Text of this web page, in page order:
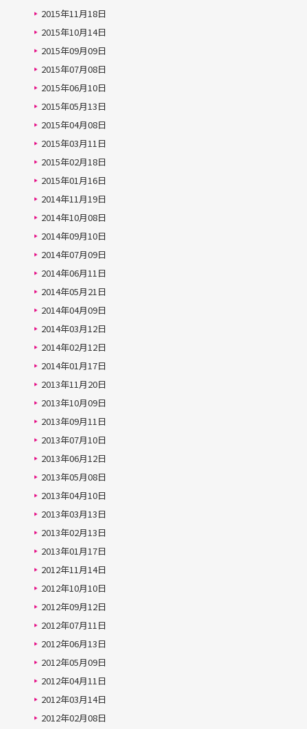
2015年11月18日
2015年10月14日
2015年09月09日
2015年07月08日
2015年06月10日
2015年05月13日
2015年04月08日
2015年03月11日
2015年02月18日
2015年01月16日
2014年11月19日
2014年10月08日
2014年09月10日
2014年07月09日
2014年06月11日
2014年05月21日
2014年04月09日
2014年03月12日
2014年02月12日
2014年01月17日
2013年11月20日
2013年10月09日
2013年09月11日
2013年07月10日
2013年06月12日
2013年05月08日
2013年04月10日
2013年03月13日
2013年02月13日
2013年01月17日
2012年11月14日
2012年10月10日
2012年09月12日
2012年07月11日
2012年06月13日
2012年05月09日
2012年04月11日
2012年03月14日
2012年02月08日